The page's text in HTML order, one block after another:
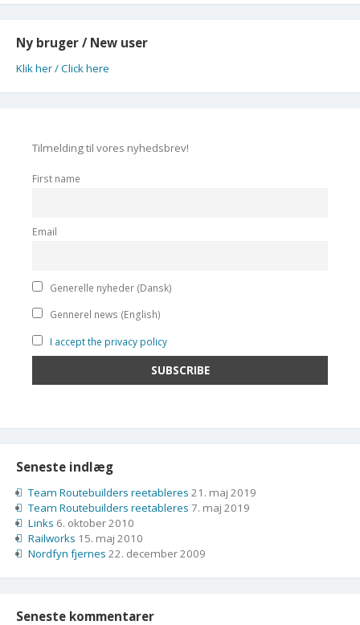
Ny bruger / New user
Klik her / Click here
Tilmelding til vores nyhedsbrev!
First name
Email
Generelle nyheder (Dansk)
Gennerel news (English)
I accept the privacy policy
Seneste indlæg
Team Routebuilders reetableres 21. maj 2019
Team Routebuilders reetableres 7. maj 2019
Links 6. oktober 2010
Railworks 15. maj 2010
Nordfyn fjernes 22. december 2009
Seneste kommentarer